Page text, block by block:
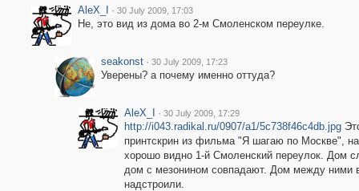
AleX_I
· 30 July 2009, 17:03
Не, это вид из дома во 2-м Смоленском переулке.
seakonst · 30 July 2009, 17:23
Уверены? а почему именно оттуда?
AleX_I · 30 July 2009, 17:29
http://i043.radikal.ru/0907/a1/5c738f46c4db.jpg
принтскрин из фильма "Я шагаю по Москве",
хорошо видно 1-й Смоленский переулок. Дом
дом с мезонином совпадают. Дом между ними
надстроили.